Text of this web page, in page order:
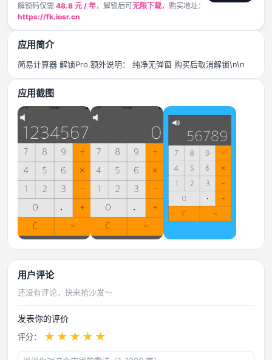
解锁码仅需 48.8 元 / 年，解锁后可无限下载，购买地址：
https://fk.iosr.cn
应用简介
简易计算器 解锁Pro 额外说明： 纯净无弹窗 购买后取消解锁\n\n
应用截图
用户评论
还没有评论，快来抢沙发～
发表你的评价
评分： ★ ★ ★ ★ ★